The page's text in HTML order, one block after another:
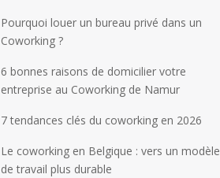
Pourquoi louer un bureau privé dans un
Coworking ?
6 bonnes raisons de domicilier votre
entreprise au Coworking de Namur
7 tendances clés du coworking en 2026
Le coworking en Belgique : vers un modèle
de travail plus durable